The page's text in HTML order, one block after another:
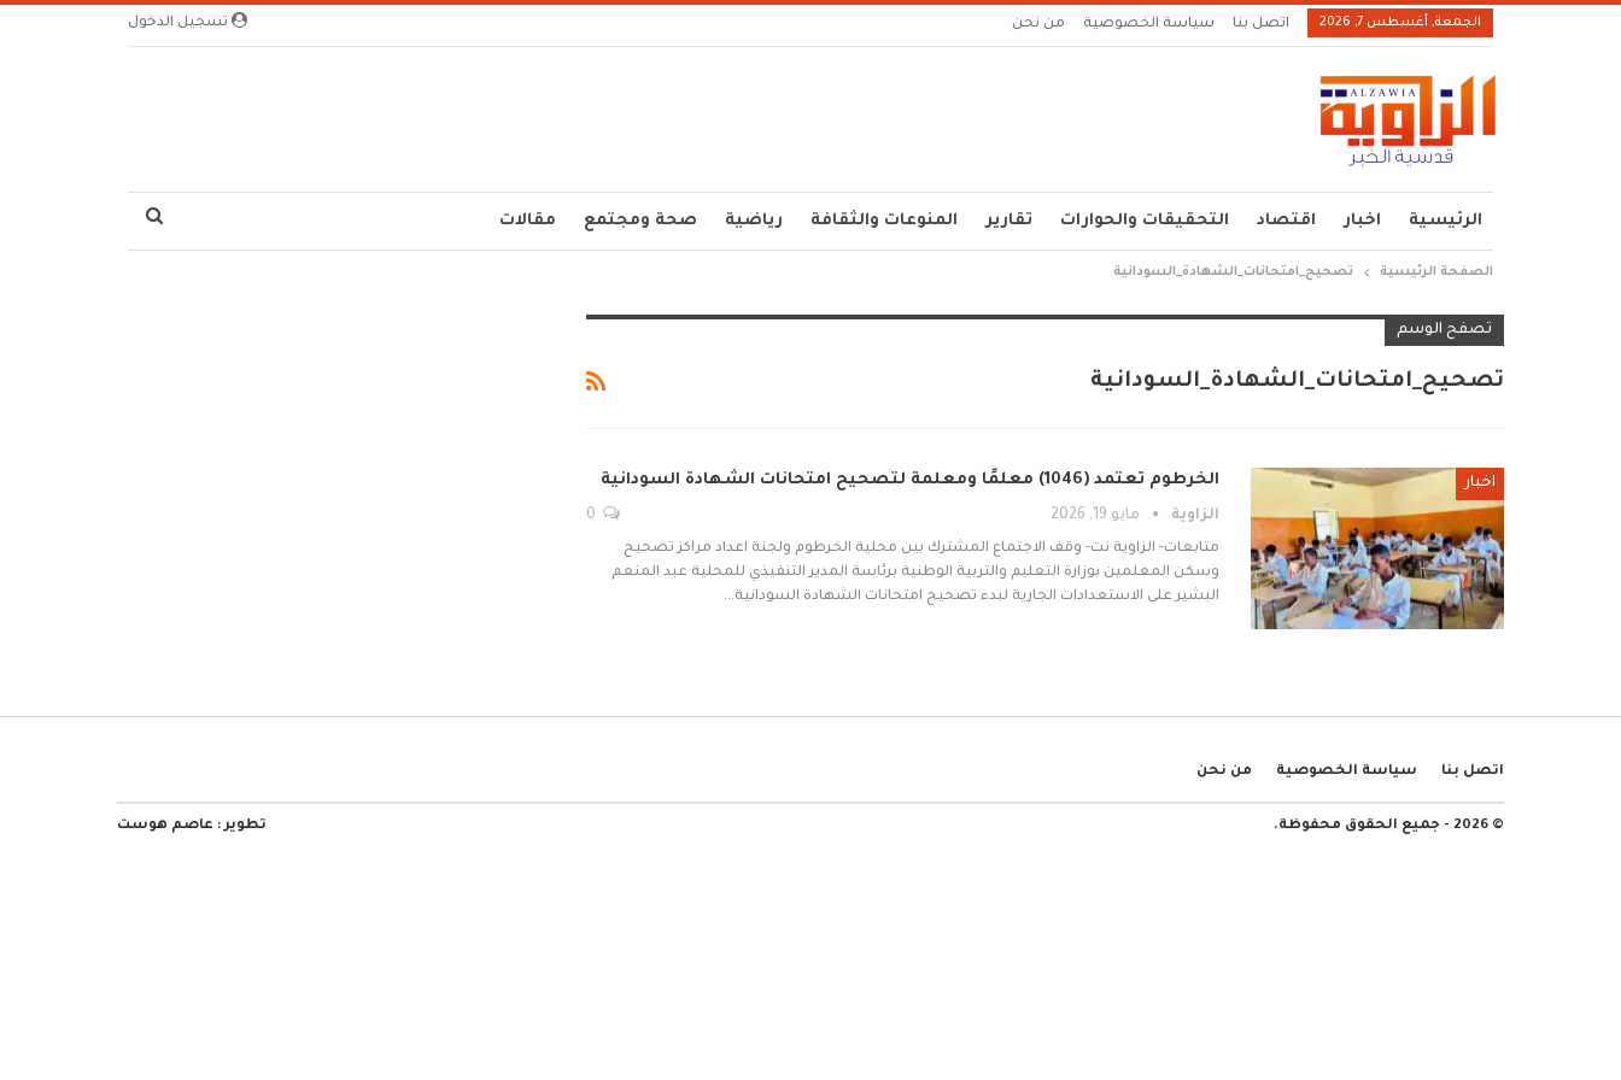
تسجيل الدخول الجمعة, أغسطس 7, 2026 اتصل بنا سياسة الخصوصية من نحن
الرئيسية اخبار اقتصاد التحقيقات والحوارات تقارير المنوعات والثقافة رياضية صحة ومجتمع مقالات
الصفحة الرئيسية تصحيح_امتحانات_الشهادة_السودانية
تصفح الوسم
تصحيح_امتحانات_الشهادة_السودانية
اخبار الخرطوم تعتمد (1046) معلمًا ومعلمة لتصحيح امتحانات الشهادة السودانية
الزاوية مايو 19, 2026
متابعات- الزاوية نت- وقف الاجتماع المشترك بين محلية الخرطوم ولجنة اعداد مراكز تصحيح
وسكن المعلمين بوزارة التعليم والتربية الوطنية برئاسة المدير التنفيذي للمحلية عبد المنعم
البشير على الاستعدادات الجارية لبدء تصحيح امتحانات الشهادة السودانية…
اتصل بنا سياسة الخصوصية من نحن
© 2026 - جميع الحقوق محفوظة. تطوير : عاصم هوست